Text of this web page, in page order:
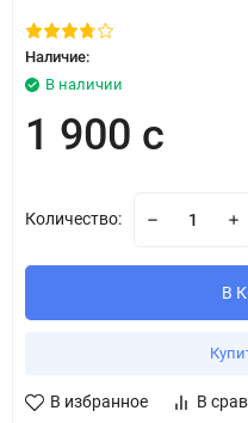
Наличие:
В наличии
1 900 с
Количество:
В
В избранное В